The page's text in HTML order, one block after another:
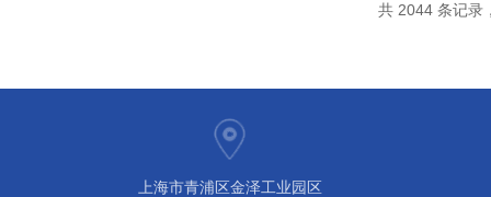
共 2044 条记
上海市青浦区金泽工业园区